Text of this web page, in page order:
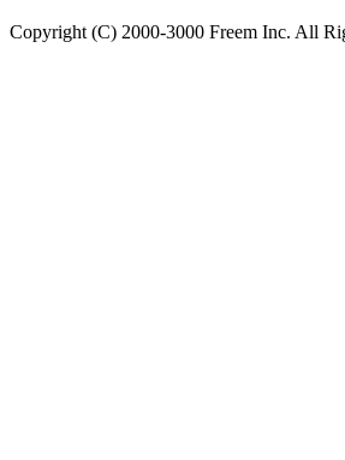
Copyright (C) 2000-3000 Freem Inc. All